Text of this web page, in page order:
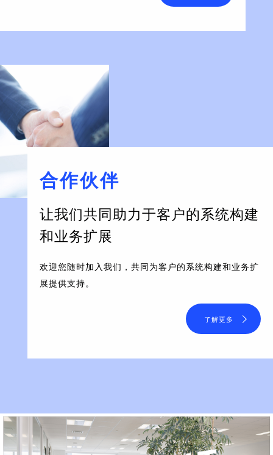
合作伙伴
让我们共同助力于客户的系统构建
和业务扩展
欢迎您随时加入我们，共同为客户的系统构建和业务扩
展提供支持。
了解更多